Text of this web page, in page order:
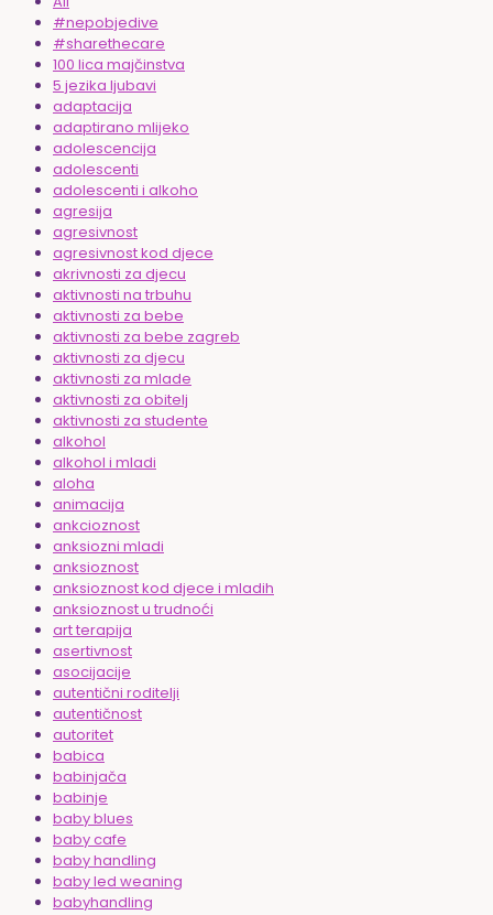
#nepobjedive
#sharethecare
100 lica majčinstva
5 jezika ljubavi
adaptacija
adaptirano mlijeko
adolescencija
adolescenti
adolescenti i alkoho
agresija
agresivnost
agresivnost kod djece
akrivnosti za djecu
aktivnosti na trbuhu
aktivnosti za bebe
aktivnosti za bebe zagreb
aktivnosti za djecu
aktivnosti za mlade
aktivnosti za obitelj
aktivnosti za studente
alkohol
alkohol i mladi
aloha
animacija
ankcioznost
anksiozni mladi
anksioznost
anksioznost kod djece i mladih
anksioznost u trudnoći
art terapija
asertivnost
asocijacije
autentični roditelji
autentičnost
autoritet
babica
babinjača
babinje
baby blues
baby cafe
baby handling
baby led weaning
babyhandling